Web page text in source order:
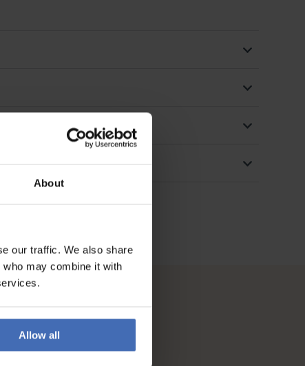
About
our traffic. We also share
may combine it with
Allow all